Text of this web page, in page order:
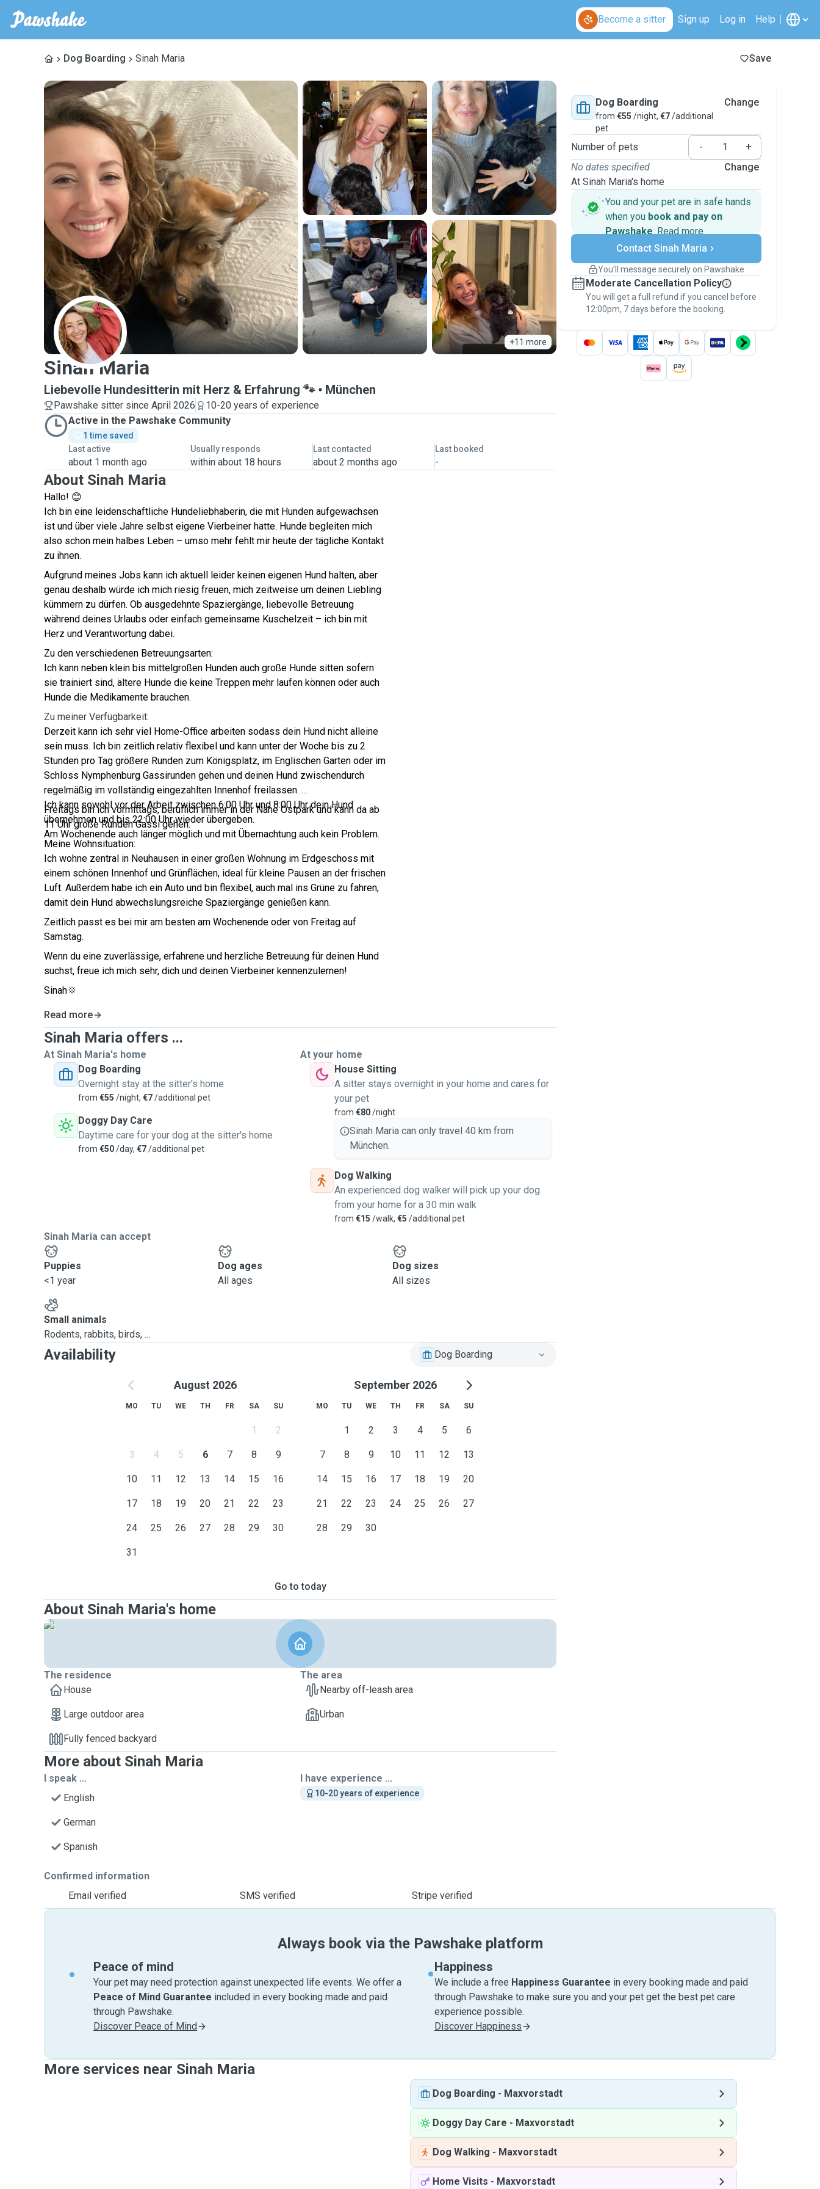
Become a sitter Sign up Log in Help
Dog Boarding Sinah Maria Save
+11 more
S
Sinah Maria
Liebevolle Hundesitterin mit Herz & Erfahrung 🐾 München
Pawshake sitter since April 2026
10-20 years of experience
Active in the Pawshake Community
1 time saved
Last active
about 1 month ago
Usually responds
within about 18 hours
Last contacted
about 2 months ago
Last booked
-
About Sinah Maria
Hallo! 😊
Ich bin eine leidenschaftliche Hundeliebhaberin, die mit Hunden aufgewachsen
ist und über viele Jahre selbst eigene Vierbeiner hatte. Hunde begleiten mich
also schon mein halbes Leben – umso mehr fehlt mir heute der tägliche Kontakt
zu ihnen.
Aufgrund meines Jobs kann ich aktuell leider keinen eigenen Hund halten, aber
genau deshalb würde ich mich riesig freuen, mich zeitweise um deinen Liebling
kümmern zu dürfen. Ob ausgedehnte Spaziergänge, liebevolle Betreuung
während deines Urlaubs oder einfach gemeinsame Kuschelzeit – ich bin mit
Herz und Verantwortung dabei.
Zu den verschiedenen Betreuungsarten:
Ich kann neben klein bis mittelgroßen Hunden auch große Hunde sitten sofern
sie trainiert sind, ältere Hunde die keine Treppen mehr laufen können oder auch
Hunde die Medikamente brauchen.
Zu meiner Verfügbarkeit:
Derzeit kann ich sehr viel Home-Office arbeiten sodass dein Hund nicht alleine
sein muss. Ich bin zeitlich relativ flexibel und kann unter der Woche bis zu 2
Stunden pro Tag größere Runden zum Königsplatz, im Englischen Garten oder im
Schloss Nymphenburg Gassirunden gehen und deinen Hund zwischendurch
regelmäßig im vollständig eingezahlten Innenhof freilassen.
Ich kann sowohl vor der Arbeit zwischen 6:00 Uhr und 8:00 Uhr dein Hund
übernehmen und bis 22:00 Uhr wieder übergeben.
Am Wochenende auch länger möglich und mit Übernachtung auch kein Problem.
Freitags bin ich vormittags, beruflich immer in der Nähe Ostpark und kann da ab
11 Uhr große Runden Gassi gehen.
Meine Wohnsituation:
Ich wohne zentral in Neuhausen in einer großen Wohnung im Erdgeschoss mit
einem schönen Innenhof und Grünflächen, ideal für kleine Pausen an der frischen
Luft. Außerdem habe ich ein Auto und bin flexibel, auch mal ins Grüne zu fahren,
damit dein Hund abwechslungsreiche Spaziergänge genießen kann.
Zeitlich passt es bei mir am besten am Wochenende oder von Freitag auf
Samstag.
Wenn du eine zuverlässige, erfahrene und herzliche Betreuung für deinen Hund
suchst, freue ich mich sehr, dich und deinen Vierbeiner kennenzulernen!
Sinah🌞
Read more
Sinah Maria offers ...
At Sinah Maria's home
Dog Boarding
Overnight stay at the sitter's home
from €55 /night, €7/additional pet
Doggy Day Care
Daytime care for your dog at the sitter's home
from €50/day, €7/additional pet
At your home
House Sitting
A sitter stays overnight in your home and cares for
your pet
from €80/night
Sinah Maria can only travel 40 km from
München.
Dog Walking
An experienced dog walker will pick up your dog
from your home for a 30 min walk
from €15 /walk, €5 /additional pet
Sinah Maria can accept
Puppies
<1 year
Dog ages
All ages
Dog sizes
All sizes
Small animals
Rodents, rabbits, birds, ...
Availability Dog Boarding
August 2026
MO TU WE TH FR SA SU
1 2
3 4 5 6 7 8 9
10 11 12 13 14 15 16
17 18 19 20 21 22 23
24 25 26 27 28 29 30
31
September 2026
MO TU WE TH FR SA SU
1 2 3 4 5 6
7 8 9 10 11 12 13
14 15 16 17 18 19 20
21 22 23 24 25 26 27
28 29 30
Go to today
About Sinah Maria's home
The residence
House
Large outdoor area
Fully fenced backyard
The area
Nearby off-leash area
Urban
More about Sinah Maria
I speak ...
English
German
Spanish
I have experience ...
10-20 years of experience
Confirmed information
Email verified
SMS verified Stripe verified
Dog Boarding
from €55 /night, €7/additional
pet
Change
Number of pets -
+
No dates specified
At Sinah Maria's home
Change
You and your pet are in safe hands
when you book and pay on
Pawshake. Read more
Secure payments
Support if plans change
Keep everything on Pawshake - from first
message, to payment - to stay covered by
thePawshake Guarantee.
Contact Sinah Maria
You’ll message securely on Pawshake
Moderate Cancellation Policy
You will get a full refund if you cancel before
12:00pm, 7 days before the booking.
Always book via the Pawshake platform
Peace of mind
Your pet may need protection against unexpected life events. We offer a
Peace of Mind Guarantee included in every booking made and paid
through Pawshake.
Discover Peace of Mind
Happiness
We include a free Happiness Guarantee in every booking made and paid
through Pawshake to make sure you and your pet get the best pet care
experience possible.
Discover Happiness
More services near Sinah Maria
Dog Boarding - Maxvorstadt
Doggy Day Care - Maxvorstadt
Dog Walking - Maxvorstadt
Home Visits - Maxvorstadt